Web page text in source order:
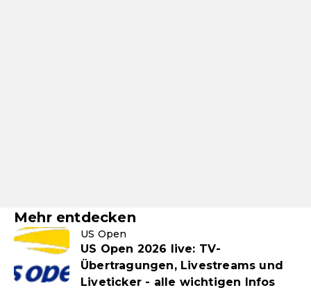
Mehr entdecken
US Open
US Open 2026 live: TV-
Übertragungen, Livestreams und
Liveticker - alle wichtigen Infos